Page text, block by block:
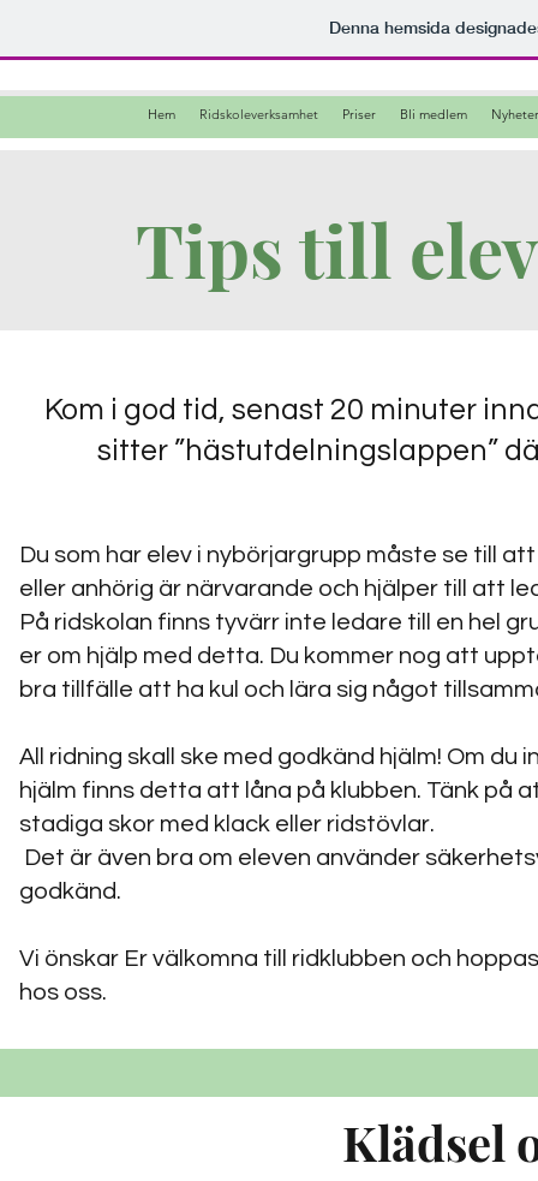
Denna hemsida
Hem Ridskoleverksamhet Priser Bli medlem Nyheter
Tips till
Kom i god tid, senast 20 minuter
sitter ”hästutdelningslappen”
Du som har elev i nybörjargrupp måste se till
eller anhörig är närvarande och hjälper till att
På ridskolan finns tyvärr inte ledare till en hel
er om hjälp med detta. Du kommer nog att
bra tillfälle att ha kul och lära sig något
All ridning skall ske med godkänd hjälm! Om du
hjälm finns detta att låna på klubben. Tänk på
stadiga skor med klack eller ridstövlar.
Det är även bra om eleven använder
godkänd.
Vi önskar Er välkomna till ridklubben och
hos oss.
Klädsel